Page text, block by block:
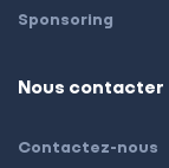
Sponsoring
Nous contacter
Contactez-nous